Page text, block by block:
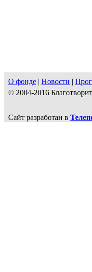
О фонде | Новости |
© 2004-2016
Сайт разработан в